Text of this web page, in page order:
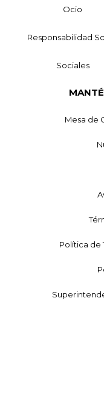
Ocio
Responsabilidad
Sociales
Mesa de
Política de